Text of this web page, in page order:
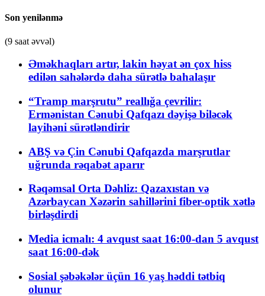
Son yenilənmə
(9 saat əvvəl)
Əməkhaqları artır, lakin həyat ən çox hiss
edilən sahələrdə daha sürətlə bahalaşır
“Tramp marşrutu” reallığa çevrilir:
Ermənistan Cənubi Qafqazı dəyişə biləcək
layihəni sürətləndirir
ABŞ və Çin Cənubi Qafqazda marşrutlar
uğrunda rəqabət aparır
Rəqəmsal Orta Dəhliz: Qazaxıstan və
Azərbaycan Xəzərin sahillərini fiber-optik xətlə
birləşdirdi
Media icmalı: 4 avqust saat 16:00-dan 5 avqust
saat 16:00-dək
Sosial şəbəkələr üçün 16 yaş həddi tətbiq
olunur